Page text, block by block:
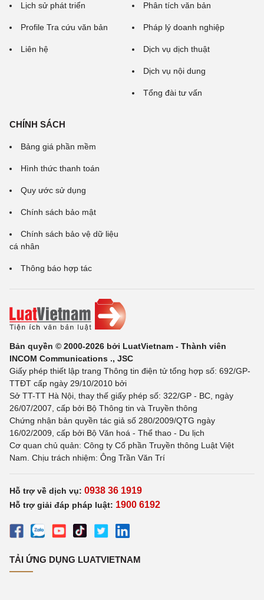
Lịch sử phát triển
Profile Tra cứu văn bản
Liên hệ
Phân tích văn bản
Pháp lý doanh nghiệp
Dịch vụ dịch thuật
Dịch vụ nội dung
Tổng đài tư vấn
CHÍNH SÁCH
Bảng giá phần mềm
Hình thức thanh toán
Quy ước sử dụng
Chính sách bảo mật
Chính sách bảo vệ dữ liệu
cá nhân
Thông báo hợp tác
Bản quyền © 2000-2026 bởi LuatVietnam - Thành viên
INCOM Communications ., JSC
Giấy phép thiết lập trang Thông tin điện tử tổng hợp số: 692/GP-
TTĐT cấp ngày 29/10/2010 bởi
Sở TT-TT Hà Nội, thay thế giấy phép số: 322/GP - BC, ngày
26/07/2007, cấp bởi Bộ Thông tin và Truyền thông
Chứng nhận bản quyền tác giả số 280/2009/QTG ngày
16/02/2009, cấp bởi Bộ Văn hoá - Thể thao - Du lịch
Cơ quan chủ quản: Công ty Cổ phần Truyền thông Luật Việt
Nam. Chịu trách nhiệm: Ông Trần Văn Trí
Hỗ trợ về dịch vụ: 0938 36 1919
Hỗ trợ giải đáp pháp luật: 1900 6192
TẢI ỨNG DỤNG LUATVIETNAM